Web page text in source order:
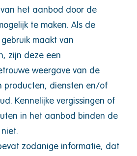
het aanbod door de
te maken. Als de
maakt van
zijn deze een
weergave van de
producten, diensten en/of
Kennelijke vergissingen of
in het aanbod binden de
zodanige informatie, dat